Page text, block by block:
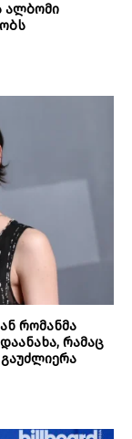
ალბომი
რომანმა
რამაც